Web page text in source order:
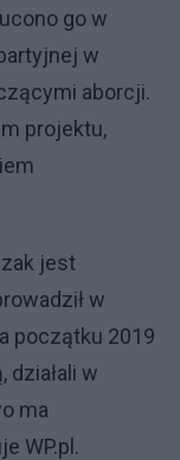
go w
w
aborcji.
projektu,
jest
w
początku 2019
działali w
ma
WP.pl.